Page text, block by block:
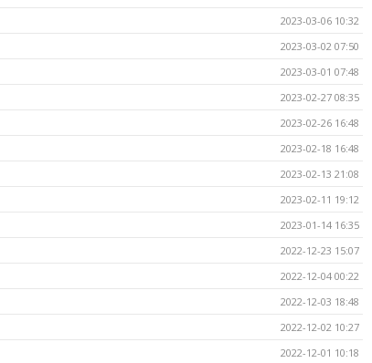
2023-03-06 10:32
2023-03-02 07:50
2023-03-01 07:48
2023-02-27 08:35
2023-02-26 16:48
2023-02-18 16:48
2023-02-13 21:08
2023-02-11 19:12
2023-01-14 16:35
2022-12-23 15:07
2022-12-04 00:22
2022-12-03 18:48
2022-12-02 10:27
2022-12-01 10:18